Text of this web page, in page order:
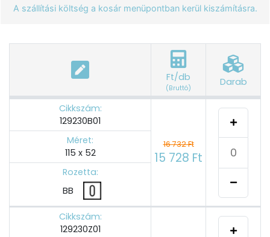
A szállítási költség a kosár menüpontban kerül kiszámításra.
Ft/db
(Bruttó)
Darab
Cikkszám:
129230B01
16 732 Ft
15 728 Ft
Méret:
115 x 52
Rozetta:
BB
Cikkszám:
129230Z01